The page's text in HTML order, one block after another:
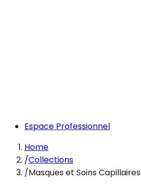
Espace Professionnel
Home
/Collections
/Masques et Soins Capillaires